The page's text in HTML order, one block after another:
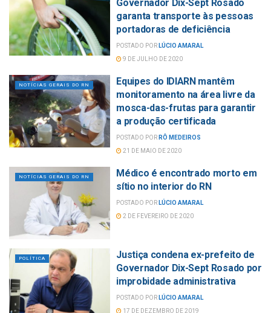
Governador Dix-Sept Rosado
garanta transporte às pessoas
portadoras de deficiência
POSTADO POR LÚCIO AMARAL
9 DE JULHO DE 2020
NOTÍCIAS GERAIS DO RN
Equipes do IDIARN mantêm
monitoramento na área livre da
mosca-das-frutas para garantir
a produção certificada
POSTADO POR RÔ MEDEIROS
21 DE MAIO DE 2020
NOTÍCIAS GERAIS DO RN
Médico é encontrado morto em
sítio no interior do RN
POSTADO POR LÚCIO AMARAL
2 DE FEVEREIRO DE 2020
POLÍTICA
Justiça condena ex-prefeito de
Governador Dix-Sept Rosado por
improbidade administrativa
POSTADO POR LÚCIO AMARAL
17 DE DEZEMBRO DE 2019